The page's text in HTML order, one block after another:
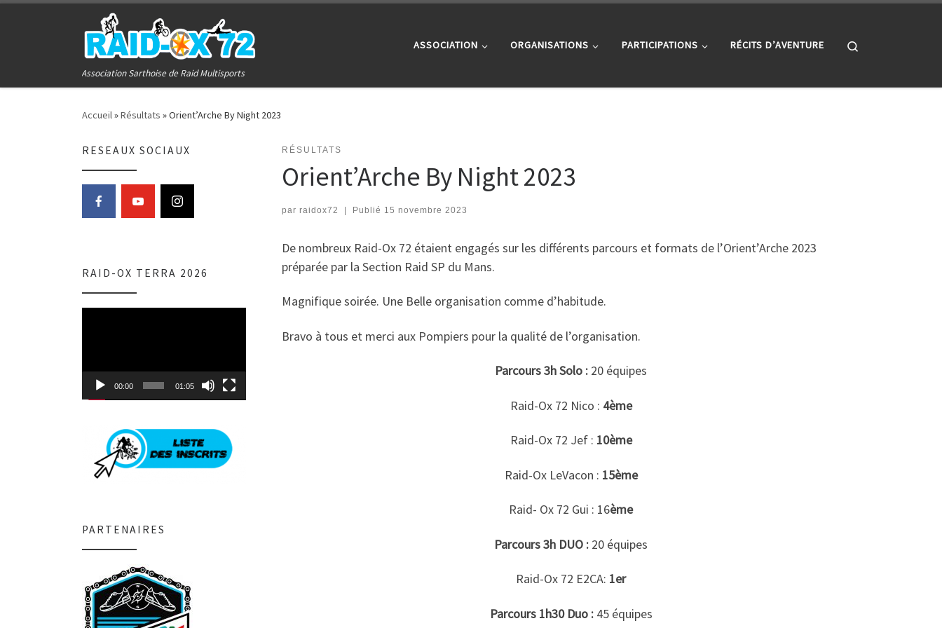
Association Sarthoise de Raid Multisports
ASSOCIATION ORGANISATIONS PARTICIPATIONS RÉCITS D’AVENTURE
Accueil»Résultats »Orient’Arche By Night 2023
RÉSULTATS
Orient’Arche By Night 2023
par raidox72 | Publié 15 novembre 2023
De nombreux Raid-Ox 72 étaient engagés sur les différents parcours et formats de l’Orient’Arche 2023
préparée par la Section Raid SP du Mans.
Magnifique soirée. Une Belle organisation comme d’habitude.
Bravo à tous et merci aux Pompiers pour la qualité de l’organisation.
Parcours 3h Solo : 20 équipes
Raid-Ox 72 Nico : 4ème
Raid-Ox 72 Jef : 10ème
Raid-Ox LeVacon : 15ème
Raid- Ox 72 Gui : 16ème
Parcours 3h DUO : 20 équipes
Raid-Ox 72 E2CA: 1er
Parcours 1h30 Duo :45 équipes
RESEAUX SOCIAUX
RAID-OX TERRA 2026
00:00 01:05
PARTENAIRES